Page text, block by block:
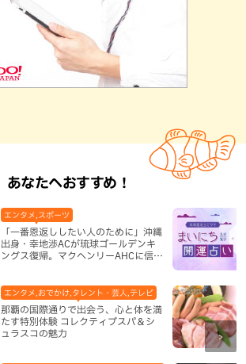
あなたへおすすめ！
「一番恩返ししたい人のために」沖縄
出身・幸地渉ACが琉球ゴールデンキ
ングス復帰。マクヘンリーAHCに信頼
エンタメ,スポーツ
那覇の国際通りで出会う、心と体を満
たす特別体験 コレクティブスパ＆シ
ュラスコの魅力
エンタメ,おでかけ,タレント・芸人,テレビ